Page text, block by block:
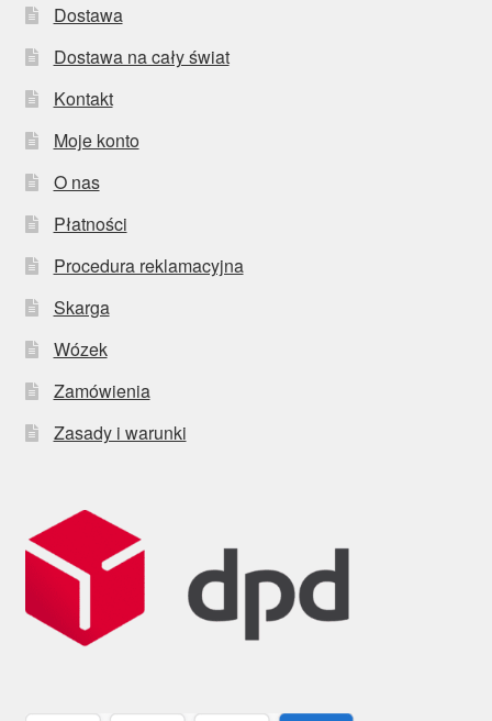
Dostawa
Dostawa na cały świat
Kontakt
Moje konto
O nas
Płatności
Procedura reklamacyjna
Skarga
Wózek
Zamówienia
Zasady i warunki